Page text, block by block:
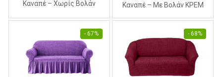
Καναπέ – Χωρίς Βολάν
Καναπέ – Με Βολάν ΚΡΕΜ
- 67% - 68%